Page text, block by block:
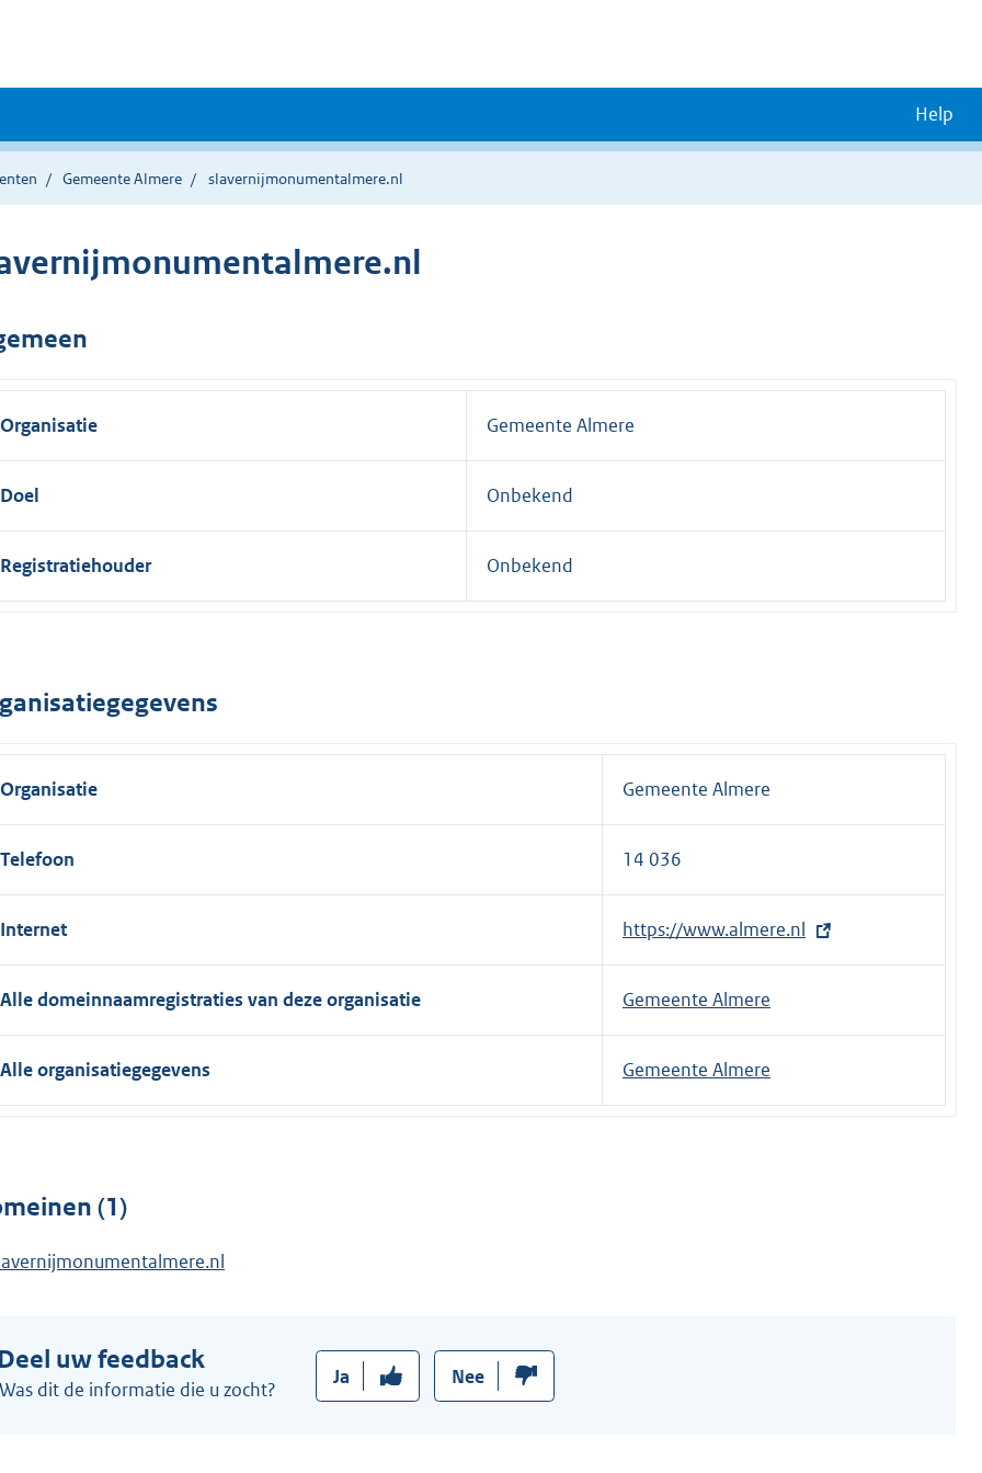
Help
Gemeente Almere slavernijmonumentalmere.nl
Organisatie Gemeente Almere
Doel Onbekend
Registratiehouder Onbekend
Organisatie Gemeente Almere
Telefoon 14 036
Internet
E
x
t
n
e
https://www.almere.nl
Alle domeinnaamregistraties van deze organisatie Gemeente Almere
Alle organisatiegegevens Gemeente Almere
(1)
uw feedback
Was dit de informatie die u zocht?
Ja Nee